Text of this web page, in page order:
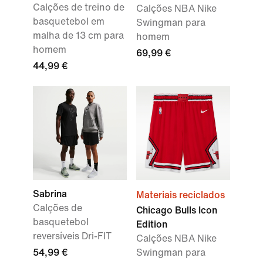
Calções de treino de
basquetebol em
malha de 13 cm para
homem
44,99 €
Calções NBA Nike
Swingman para
homem
69,99 €
Sabrina
Calções de
basquetebol
reversíveis Dri-FIT
54,99 €
Materiais reciclados
Chicago Bulls Icon
Edition
Calções NBA Nike
Swingman para